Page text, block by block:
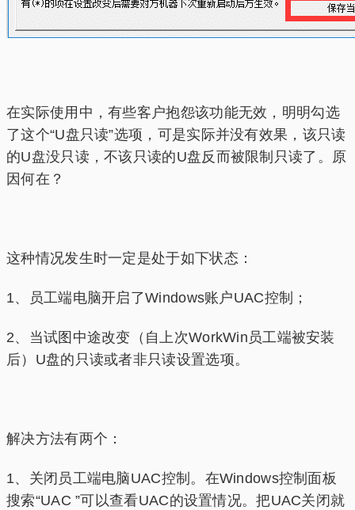
在实际使用中，有些客户抱怨该功能无效，明明勾选
了这个“U盘只读”选项，可是实际并没有效果，该只读
的U盘没只读，不该只读的U盘反而被限制只读了。原
因何在？
这种情况发生时一定是处于如下状态：
1、员工端电脑开启了Windows账户UAC控制；
2、当试图中途改变（自上次WorkWin员工端被安装
后）U盘的只读或者非只读设置选项。
解决方法有两个：
1、关闭员工端电脑UAC控制。在Windows控制面板
搜索“UAC ”可以查看UAC的设置情况。把UAC关闭就